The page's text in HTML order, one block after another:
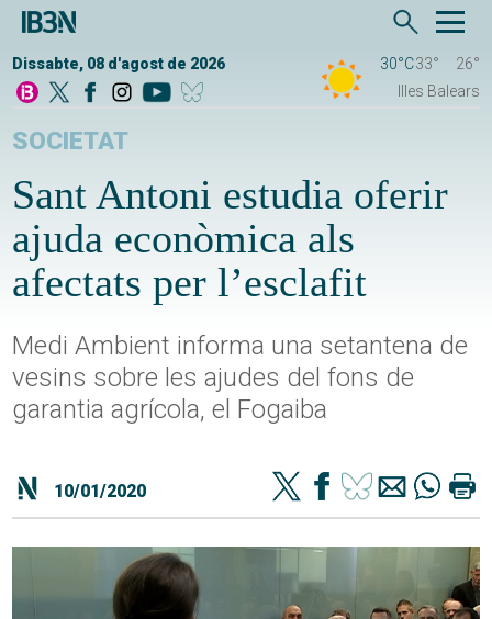
Dissabte, 08 d'agost de 2026 30°C33°
26°
Illes Balears
SOCIETAT
Sant Antoni estudia oferir
ajuda econòmica als
afectats per l’esclafit
Medi Ambient informa una setantena de
vesins sobre les ajudes del fons de
garantia agrícola, el Fogaiba
10/01/2020